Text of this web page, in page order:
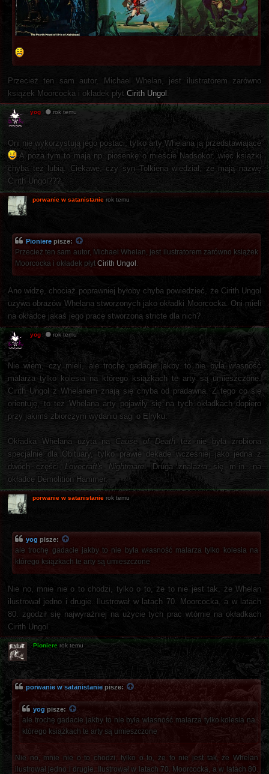
Przecież ten sam autor, Michael Whelan, jest ilustratorem zarówno
książek Moorcocka i okładek płyt Cirith Ungol
yog rok temu
Oni nie wykorzystują jego postaci, tylko arty Whelana ją przedstawiające
A poza tym to mają np. piosenkę o mieście Nadsokor, więc książki
chyba też lubią. Ciekawe, czy syn Tolkiena wiedział, że mają nazwę
Cirith Ungol???
porwanie w satanistanie rok temu
Pioniere pisze:
Przecież ten sam autor, Michael Whelan, jest ilustratorem zarówno książek
Moorcocka i okładek płyt Cirith Ungol
Ano widzę, chociaż poprawniej byłoby chyba powiedzieć, że Cirith Ungol
używa obrazów Whelana stworzonych jako okładki Moorcocka. Oni mieli
na okładce jakaś jego pracę stworzoną stricte dla nich?
yog rok temu
Nie wiem, czy mieli, ale trochę gadacie jakby to nie była własność
malarza tylko kolesia na którego książkach te arty są umieszczone.
Cirith Ungol z Whelanem znają się chyba od pradawna. Z tego co się
orientuję, to też Whelana arty pojawiły się na tych okładkach dopiero
przy jakimś zbiorczym wydaniu sagi o Elryku.
Okładka Whelana użyta na Cause of Death też nie była zrobiona
specjalnie dla Obituary, tylko prawie dekadę wcześniej jako jedna z
dwóch części Lovecraft's Nightmare. Druga znalazła się m.in. na
okładce Demolition Hammer.
porwanie w satanistanie rok temu
yog pisze:
ale trochę gadacie jakby to nie była własność malarza tylko kolesia na
którego książkach te arty są umieszczone
Nie no, mnie nie o to chodzi, tylko o to, że to nie jest tak, że Whelan
ilustrował jedno i drugie. Ilustrował w latach 70. Moorcocka, a w latach
80. zgodził się najwyraźniej na użycie tych prac wtórnie na okładkach
Cirith Ungol.
Pioniere rok temu
porwanie w satanistaniepisze:
yog pisze:
ale trochę gadacie jakby to nie była własność malarza tylko kolesia na
którego książkach te arty są umieszczone
Nie no, mnie nie o to chodzi, tylko o to, że to nie jest tak, że Whelan
ilustrował jedno i drugie. Ilustrował w latach 70. Moorcocka, a w latach 80.